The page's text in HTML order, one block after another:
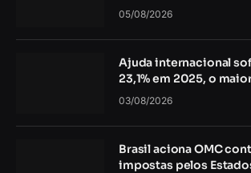
05/08/2026
Ajuda internacional
23,1% em 2025, o
03/08/2026
Brasil aciona OMC
impostas pelos